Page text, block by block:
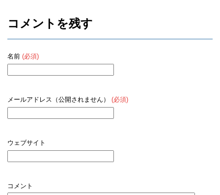
コメントを残す
名前 (必須)
メールアドレス（公開されません） (必須)
ウェブサイト
コメント